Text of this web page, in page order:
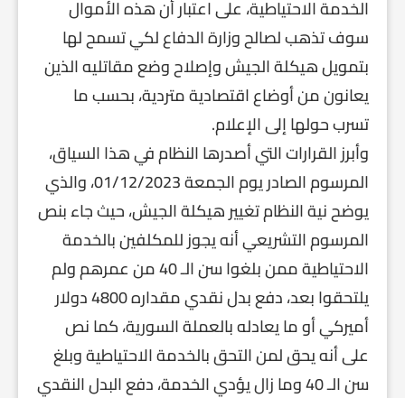
الخدمة الاحتياطية، على اعتبار أن هذه الأموال
سوف تذهب لصالح وزارة الدفاع لكي تسمح لها
بتمويل هيكلة الجيش وإصلاح وضع مقاتليه الذين
يعانون من أوضاع اقتصادية متردية، بحسب ما
تسرب حولها إلى الإعلام.
وأبرز القرارات التي أصدرها النظام في هذا السياق،
المرسوم الصادر يوم الجمعة 01/12/2023، والذي
يوضح نية النظام تغيير هيكلة الجيش، حيث جاء بنص
المرسوم التشريعي أنه يجوز للمكلفين بالخدمة
الاحتياطية ممن بلغوا سن الـ 40 من عمرهم ولم
يلتحقوا بعد، دفع بدل نقدي مقداره 4800 دولار
أميركي أو ما يعادله بالعملة السورية، كما نص
على أنه يحق لمن التحق بالخدمة الاحتياطية وبلغ
سن الـ 40 وما زال يؤدي الخدمة، دفع البدل النقدي